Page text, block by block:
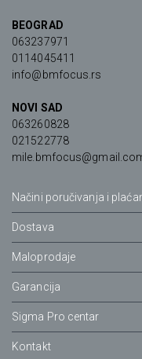
BEOGRAD
063237971
0114045411
info@bmfocus.rs
NOVI SAD
063260828
021522778
Načini poručivanja i
Dostava
Maloprodaje
Garancija
Sigma Pro centar
Kontakt